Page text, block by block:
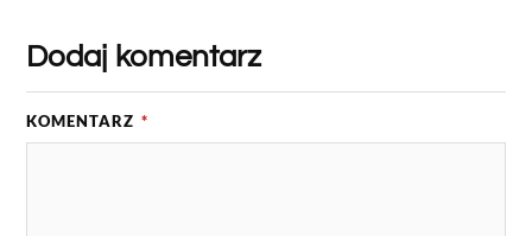
Dodaj komentarz
KOMENTARZ *